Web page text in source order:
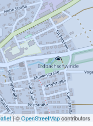
| ©OpenStreetMapcontributors